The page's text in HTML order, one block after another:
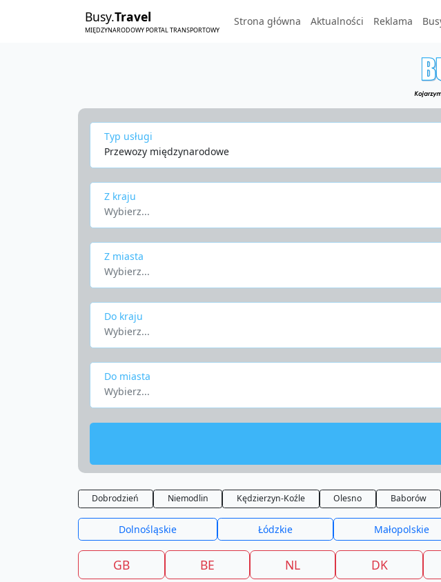
Busy.Travel
MIĘDZYNARODOWY PORTAL TRANSPORTOWY
Strona główna Aktualności Reklama
Typ usługi
Przewozy międzynarodowe
Z kraju
Wybierz...
Z miasta
Wybierz...
Do kraju
Wybierz...
Do miasta
Wybierz...
Dobrodzień Niemodlin Kędzierzyn-Koźle Olesno Baborów
Dolnośląskie Łódzkie Małopolskie
GB BE NL DK